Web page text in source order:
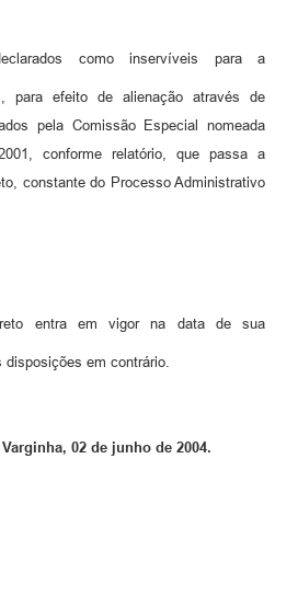
como inservíveis para a
para efeito de alienação através de
pela Comissão Especial nomeada
conforme relatório, que passa a
constante do Processo Administrativo
entra em vigor na data de sua
em contrário.
02 de junho de 2004.